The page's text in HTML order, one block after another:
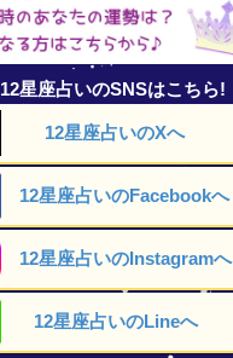
12星座占いのSNSはこちら!
12星座占いのXへ
12星座占いのFacebookへ
12星座占いのInstagramへ
12星座占いのLineへ